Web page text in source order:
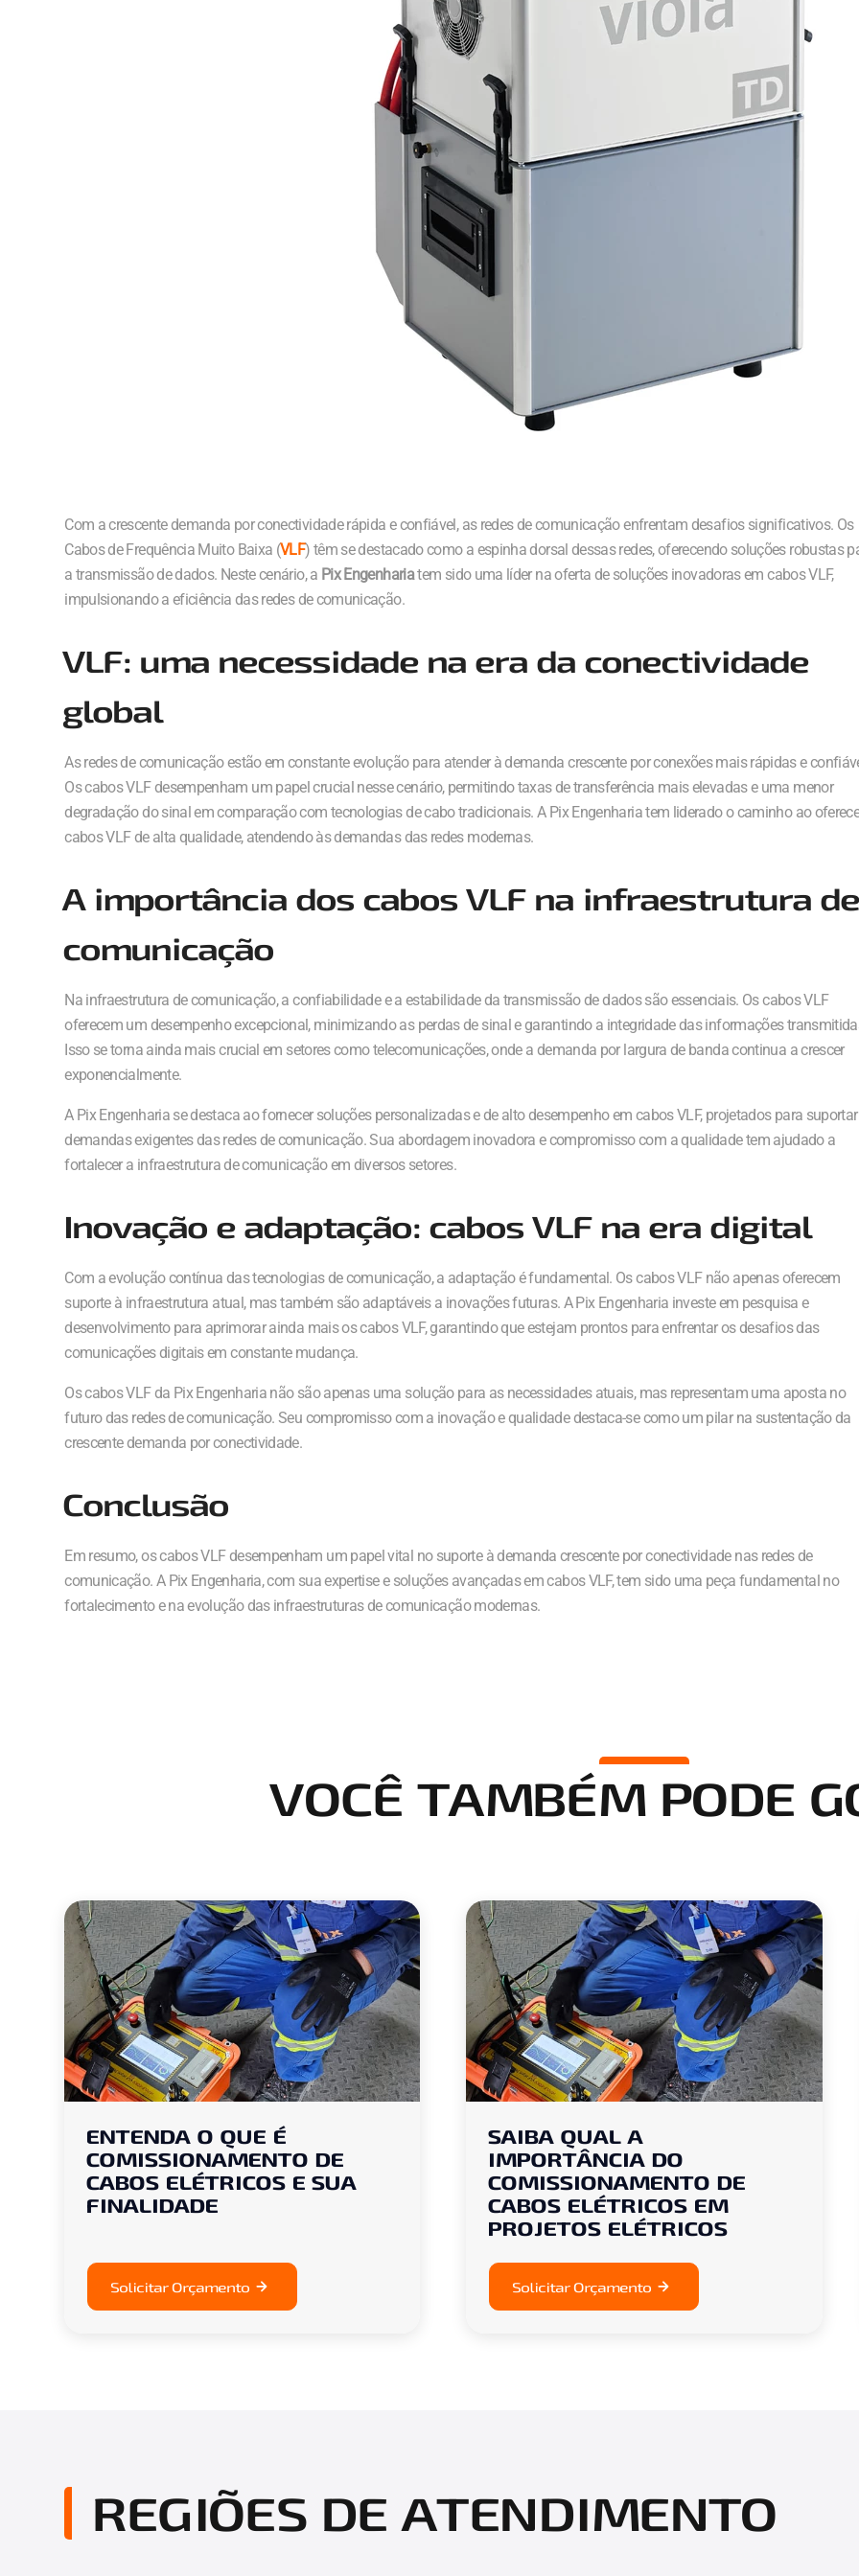
Com a crescente demanda por conectividade rápida e confiável, as redes de comunicação enfrentam desafios significativos. Os
Cabos de Frequência Muito Baixa (VLF) têm se destacado como a espinha dorsal dessas redes, oferecendo soluções robustas
a transmissão de dados. Neste cenário, a Pix Engenhariatem sido uma líder na oferta de soluções inovadoras em cabos VLF,
impulsionando a eficiência das redes de comunicação.
VLF: uma necessidade na era da conectividade
global
As redes de comunicação estão em constante evolução para atender à demanda crescente por conexões mais rápidas e
Os cabos VLF desempenham um papel crucial nesse cenário, permitindo taxas de transferência mais elevadas e uma menor
degradação do sinal em comparação com tecnologias de cabo tradicionais. A Pix Engenharia tem liderado o caminho ao
cabos VLF de alta qualidade, atendendo às demandas das redes modernas.
A importância dos cabos VLF na infraestrutura de
comunicação
Na infraestrutura de comunicação, a confiabilidade e a estabilidade da transmissão de dados são essenciais. Os cabos VLF
oferecem um desempenho excepcional, minimizando as perdas de sinal e garantindo a integridade das informações
Isso se torna ainda mais crucial em setores como telecomunicações, onde a demanda por largura de banda continua a crescer
exponencialmente.
A Pix Engenharia se destaca ao fornecer soluções personalizadas e de alto desempenho em cabos VLF, projetados para
demandas exigentes das redes de comunicação. Sua abordagem inovadora e compromisso com a qualidade tem ajudado a
fortalecer a infraestrutura de comunicação em diversos setores.
Inovação e adaptação: cabos VLF na era digital
Com a evolução contínua das tecnologias de comunicação, a adaptação é fundamental. Os cabos VLF não apenas oferecem
suporte à infraestrutura atual, mas também são adaptáveis a inovações futuras. A Pix Engenharia investe em pesquisa e
desenvolvimento para aprimorar ainda mais os cabos VLF, garantindo que estejam prontos para enfrentar os desafios das
comunicações digitais em constante mudança.
Os cabos VLF da Pix Engenharia não são apenas uma solução para as necessidades atuais, mas representam uma aposta no
futuro das redes de comunicação. Seu compromisso com a inovação e qualidade destaca-se como um pilar na sustentação da
crescente demanda por conectividade.
Conclusão
Em resumo, os cabos VLF desempenham um papel vital no suporte à demanda crescente por conectividade nas redes de
comunicação. A Pix Engenharia, com sua expertise e soluções avançadas em cabos VLF, tem sido uma peça fundamental no
fortalecimento e na evolução das infraestruturas de comunicação modernas.
VOCÊ TAMBÉM PODE
ENTENDA O QUE É
COMISSIONAMENTO DE
CABOS ELÉTRICOS E SUA
FINALIDADE
Solicitar Orçamento
SAIBA QUAL A
IMPORTÂNCIA DO
COMISSIONAMENTO DE
CABOS ELÉTRICOS EM
PROJETOS ELÉTRICOS
Solicitar Orçamento
REGIÕES DE ATENDIMENTO